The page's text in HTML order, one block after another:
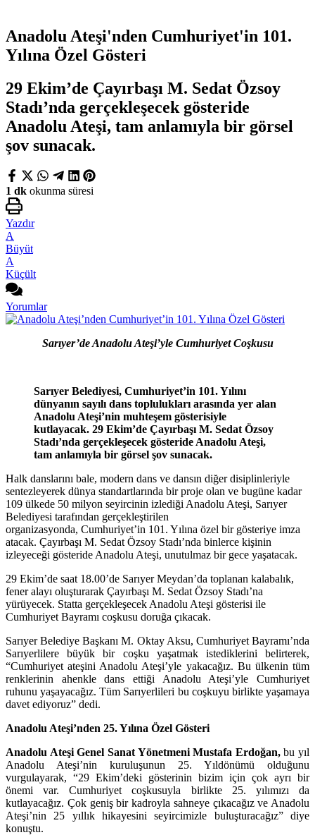
Anadolu Ateşi'nden Cumhuriyet'in 101.
Yılına Özel Gösteri
29 Ekim’de Çayırbaşı M. Sedat Özsoy
Stadı’nda gerçekleşecek gösteride
Anadolu Ateşi, tam anlamıyla bir görsel
şov sunacak.
1 dk okunma süresi
Yazdır
A
Büyüt
A
Küçült
Yorumlar
Sarıyer’de Anadolu Ateşi’yle Cumhuriyet Coşkusu
Sarıyer Belediyesi, Cumhuriyet’in 101. Yılını
dünyanın sayılı dans toplulukları arasında yer alan
Anadolu Ateşi’nin muhteşem gösterisiyle
kutlayacak. 29 Ekim’de Çayırbaşı M. Sedat Özsoy
Stadı’nda gerçekleşecek gösteride Anadolu Ateşi,
tam anlamıyla bir görsel şov sunacak.
Halk danslarını bale, modern dans ve dansın diğer disiplinleriyle
sentezleyerek dünya standartlarında bir proje olan ve bugüne kadar
109 ülkede 50 milyon seyircinin izlediği Anadolu Ateşi, Sarıyer
Belediyesi tarafından gerçekleştirilen
organizasyonda, Cumhuriyet’in 101. Yılına özel bir gösteriye imza
atacak. Çayırbaşı M. Sedat Özsoy Stadı’nda binlerce kişinin
izleyeceği gösteride Anadolu Ateşi, unutulmaz bir gece yaşatacak.
29 Ekim’de saat 18.00’de Sarıyer Meydan’da toplanan kalabalık,
fener alayı oluşturarak Çayırbaşı M. Sedat Özsoy Stadı’na
yürüyecek. Statta gerçekleşecek Anadolu Ateşi gösterisi ile
Cumhuriyet Bayramı coşkusu doruğa çıkacak.
Sarıyer Belediye Başkanı M. Oktay Aksu, Cumhuriyet Bayramı’nda
Sarıyerlilere büyük bir coşku yaşatmak istediklerini belirterek,
“Cumhuriyet ateşini Anadolu Ateşi’yle yakacağız. Bu ülkenin tüm
renklerinin ahenkle dans ettiği Anadolu Ateşi’yle Cumhuriyet
ruhunu yaşayacağız. Tüm Sarıyerlileri bu coşkuyu birlikte yaşamaya
davet ediyoruz” dedi.
Anadolu Ateşi’nden 25. Yılına Özel Gösteri
Anadolu Ateşi Genel Sanat Yönetmeni Mustafa Erdoğan,bu yıl
Anadolu Ateşi’nin kuruluşunun 25. Yıldönümü olduğunu
vurgulayarak, “29 Ekim’deki gösterinin bizim için çok ayrı bir
önemi var. Cumhuriyet coşkusuyla birlikte 25. yılımızı da
kutlayacağız. Çok geniş bir kadroyla sahneye çıkacağız ve Anadolu
Ateşi’nin 25 yıllık hikayesini seyircimizle buluşturacağız” diye
konuştu.